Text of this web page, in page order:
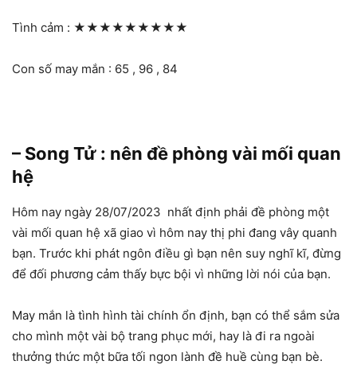
Tình cảm : ★★★★★★★★★
Con số may mắn : 65 , 96 , 84
– Song Tử : nên đề phòng vài mối quan
hệ
Hôm nay ngày 28/07/2023 nhất định phải đề phòng một
vài mối quan hệ xã giao vì hôm nay thị phi đang vây quanh
bạn. Trước khi phát ngôn điều gì bạn nên suy nghĩ kĩ, đừng
để đối phương cảm thấy bực bội vì những lời nói của bạn.
May mắn là tình hình tài chính ổn định, bạn có thể sắm sửa
cho mình một vài bộ trang phục mới, hay là đi ra ngoài
thưởng thức một bữa tối ngon lành đề huề cùng bạn bè.